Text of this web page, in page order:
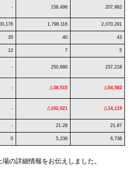
- 156,496 207,982
1,798,116 2,070,291
35 40 43
12 7 5
- 250,680 237,218
- △38,515 △54,582
- △102,021 △14,119
- 21.28 21.87
0 5,238 6,738
の詳細情報をお伝えしました。